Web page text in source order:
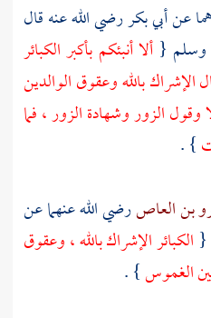
عنأبي بكررضي الله عنه قال
وسلم {ألا أنبئكم بأكبر الكبائر
الإشراك بالله وعقوق الوالدين
الزور وشهادة الزور ، فما
} .
بن العاصرضي الله عنهما عن
{ الكبائر الإشراك بالله ، وعقوق
الغموس} .